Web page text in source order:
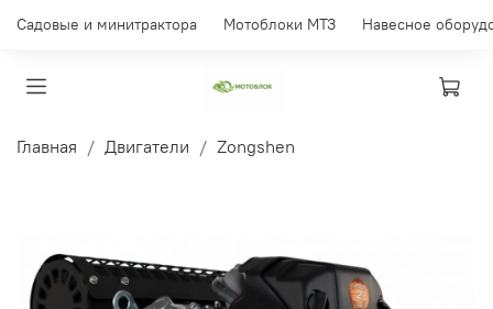
Садовые и минитрактора Мотоблоки МТЗ Навесное
Главная Двигатели Zongshen